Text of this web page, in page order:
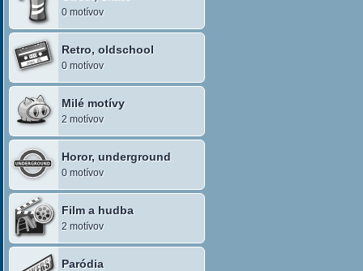
0 motívov
Retro, oldschool
0 motívov
Milé motívy
2 motívov
Horor, underground
0 motívov
Film a hudba
2 motívov
Paródia